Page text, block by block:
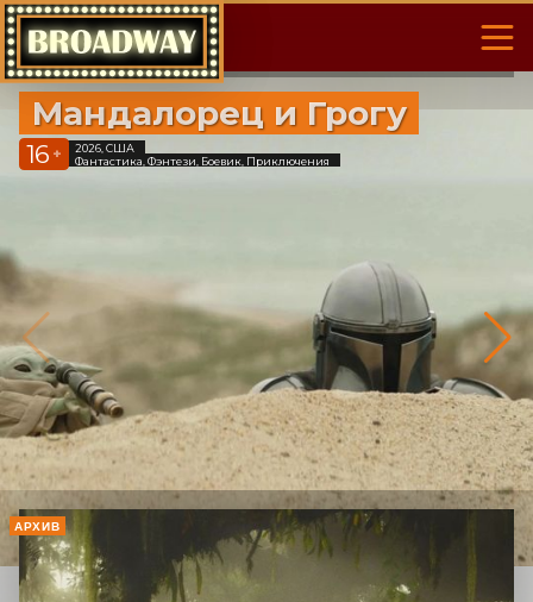
Мандалорец и Грогу
16 +
2026, США
Фантастика, Фэнтези, Боевик, Приключения
АРХИВ